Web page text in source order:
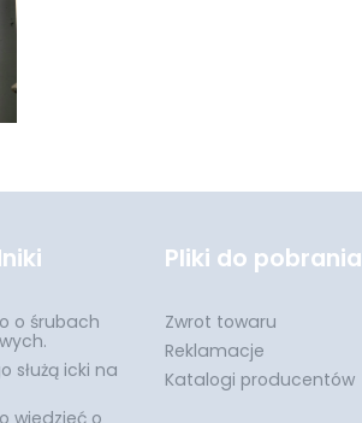
o śrubach
służą icki na
wiedzieć o
Pliki do pobrania
Zwrot towaru
Reklamacje
Katalogi producentów